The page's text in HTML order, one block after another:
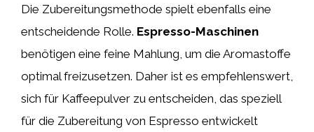
Die Zubereitungsmethode spielt ebenfalls eine
entscheidende Rolle. Espresso-Maschinen
benötigen eine feine Mahlung, um die Aromastoffe
optimal freizusetzen. Daher ist es empfehlenswert,
sich für Kaffeepulver zu entscheiden, das speziell
für die Zubereitung von Espresso entwickelt